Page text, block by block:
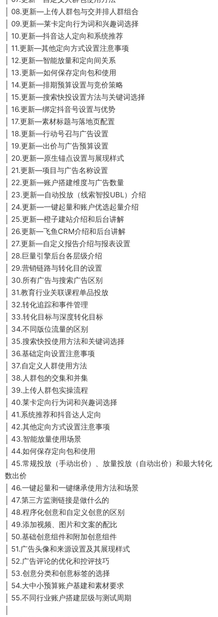
│ 08.更新—上传人群包与交并排人群组合
│ 09.更新—莱卡定向行为词和兴趣词选择
│ 10.更新—抖音达人定向和系统推荐
│ 11.更新—其他定向方式设置注意事项
│ 12.更新—智能放量和定向间关系
│ 13.更新—如何保存定向包和使用
│ 14.更新—排期预算设置与竞价策略
│ 15.更新—搜索快投设置方法与关键词选择
│ 16.更新—绑定抖音号设置与优势
│ 17.更新—素材标题与落地页配置
│ 18.更新—行动号召与广告设置
│ 19.更新—出价与广告预算设置
│ 20.更新—原生锚点设置与展现样式
│ 21.更新—项目与广告名称设置
│ 22.更新—账户搭建维度与广告数量
│ 23.更新—自动投放（线索智投UBL）介绍
│ 24.更新—一键起量和账户优选起量介绍
│ 25.更新—橙子建站介绍和后台讲解
│ 26.更新—飞鱼CRM介绍和后台讲解
│ 27.更新—自定义报告介绍与报表设置
│ 28.巨量引擎后台各层级介绍
│ 29.营销链路与转化目的设置
│ 30.所有广告与搜索广告区别
│ 31.教育行业关联课程单品投放
│ 32.转化追踪和事件管理
│ 33.转化目标与深度转化目标
│ 34.不同版位流量的区别
│ 35.搜索快投使用方法和关键词选择
│ 36.基础定向设置注意事项
│ 37.自定义人群使用方法
│ 38.人群包的交集和并集
│ 39.上传人群包实操流程
│ 40.莱卡定向行为词和兴趣词选择
│ 41.系统推荐和抖音达人定向
│ 42.其他定向方式设置注意事项
│ 43.智能放量使用场景
│ 44.如何保存定向包和使用
│ 45.常规投放（手动出价）、放量投放（自动出价）和最大转化
数出价
│ 46.一键起量和一键继承使用方法和场景
│ 47.第三方监测链接是做什么的
│ 48.程序化创意和自定义创意的区别
│ 49.添加视频、图片和文案的配比
│ 50.基础创意组件和附加创意组件
│ 51.广告头像和来源设置及其展现样式
│ 52.广告评论的优化和控评技巧
│ 53.创意分类和创意标签的选择
│ 54.大中小预算账户基建和素材要求
│ 55.不同行业账户搭建层级与测试周期